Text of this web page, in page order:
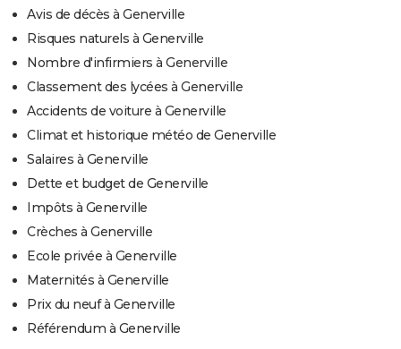
Avis de décès à Generville
Risques naturels à Generville
Nombre d'infirmiers à Generville
Classement des lycées à Generville
Accidents de voiture à Generville
Climat et historique météo de Generville
Salaires à Generville
Dette et budget de Generville
Impôts à Generville
Crèches à Generville
Ecole privée à Generville
Maternités à Generville
Prix du neuf à Generville
Référendum à Generville